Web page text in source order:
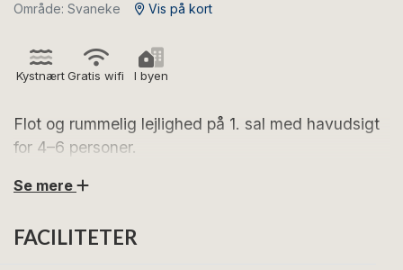
Område: Svaneke Vis på kort
KystnærtGratis wifi I byen
Flot og rummelig lejlighed på 1. sal med havudsigt
for 4–6 personer.
Glæd dig til dejlige feriedage i denne hyggelige
Se mere
FACILITETER